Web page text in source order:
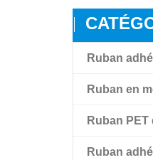
Ruban
Ruban en
Ruban en
Ruban en
Ruban
Ruban
Ruban